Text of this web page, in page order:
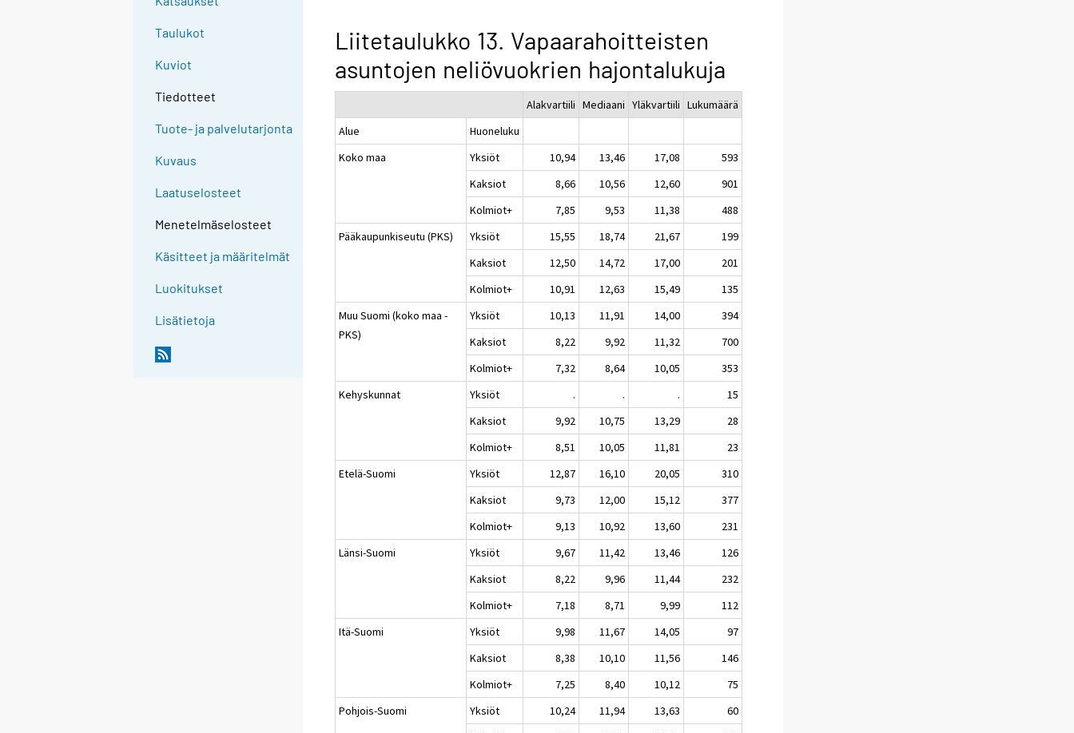
Taulukot
Kuviot
Tiedotteet
Tuote- ja palvelutarjonta
Kuvaus
Laatuselosteet
Menetelmäselosteet
Käsitteet ja määritelmät
Luokitukset
Lisätietoja
Liitetaulukko 13. Vapaarahoitteisten
asuntojen neliövuokrien hajontalukuja
Alakvartiili Mediaani Yläkvartiili Lukumäärä
Alue
Huoneluku
Koko maa
Yksiöt 10,94 13,46 17,08
593
Kaksiot
8,66 10,56 12,60
901
Kolmiot+
7,85 9,53 11,38
488
Pääkaupunkiseutu (PKS)
Yksiöt 15,55 18,74 21,67
199
Kaksiot
12,50 14,72 17,00
201
Kolmiot+
10,91 12,63 15,49
135
Muu Suomi (koko maa -
PKS)
Yksiöt 10,13 11,91 14,00
394
Kaksiot
8,22 9,92 11,32
700
Kolmiot+
7,32 8,64 10,05
353
Kehyskunnat
Yksiöt . . .
15
Kaksiot
9,92 10,75 13,29
28
Kolmiot+
8,51 10,05 11,81
23
Etelä-Suomi
Yksiöt 12,87 16,10 20,05
310
Kaksiot
9,73 12,00 15,12
377
Kolmiot+
9,13 10,92 13,60
231
Länsi-Suomi
Yksiöt 9,67 11,42 13,46
126
Kaksiot
8,22 9,96 11,44
232
Kolmiot+
7,18 8,71 9,99
112
Itä-Suomi
Yksiöt 9,98 11,67 14,05
97
Kaksiot
8,38 10,10 11,56
146
Kolmiot+
7,25 8,40 10,12
75
Pohjois-Suomi
Yksiöt 10,24 11,94 13,63
60